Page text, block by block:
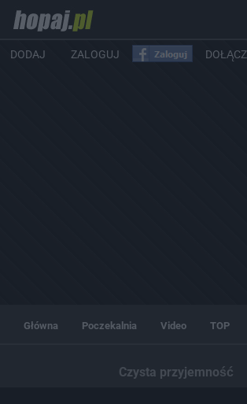
DODAJ ZALOGUJ DOŁĄCZ
Główna Poczekalnia Video TOP
Czysta przyjemność